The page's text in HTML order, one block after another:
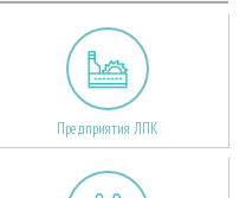
Предприятия ЛПК